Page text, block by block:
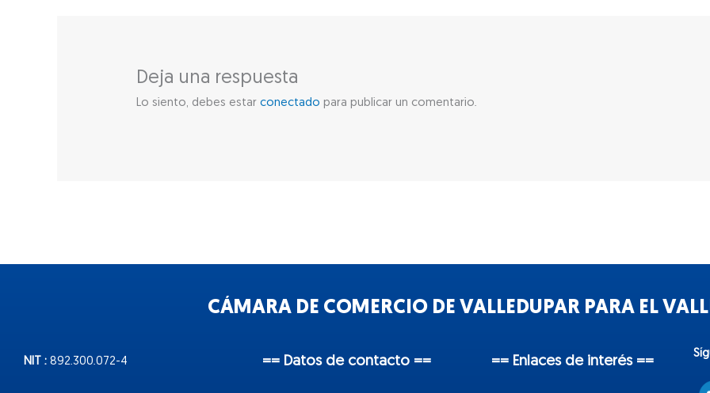
Deja una respuesta
Lo siento, debes estarconectado para publicar un comentario.
CÁMARA DE COMERCIO DE VALLEDUPAR PARA EL
NIT : 892.300.072-4 == Datos de contacto == == Enlaces de interés ==